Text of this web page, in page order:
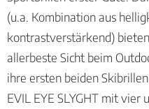
(u.a. Kombination aus
kontrastverstärkend)
allerbeste Sicht beim
ihre ersten beiden
EVIL EYE SLYGHT mit vier